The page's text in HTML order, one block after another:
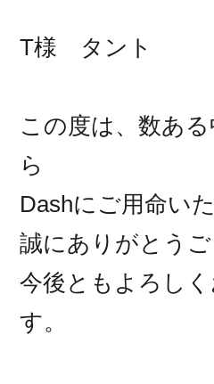
T様 タント
この度は、数あ
ら
Dashにご用命い
誠にありがとうご
今後ともよろし
す。